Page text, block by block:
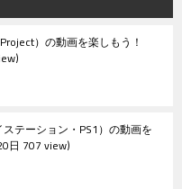
）の動画を楽しもう！
テーション・PS1）の動画を
日 707 view